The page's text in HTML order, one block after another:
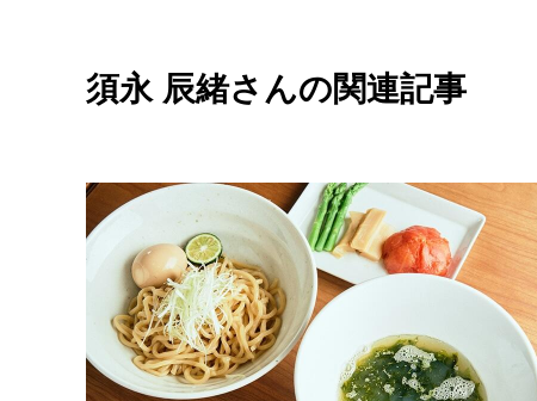
須永 辰緒さんの関連記事